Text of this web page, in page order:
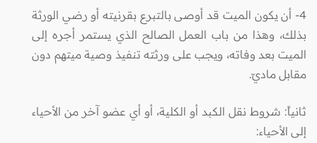
4- أن يكون الميت قد أوصى بالتبرع بقرنيته أو رضي الورثة
بذلك، وهذا من باب العمل الصالح الذي يستمر أجره إلى
الميت بعد وفاته، ويجب على ورثته تنفيذ وصية ميتهم دون
مقابل ماديّ.
ثانياً: شروط نقل الكبد أو الكلية، أو أي عضو آخر من الأحياء
إلى الأحياء: